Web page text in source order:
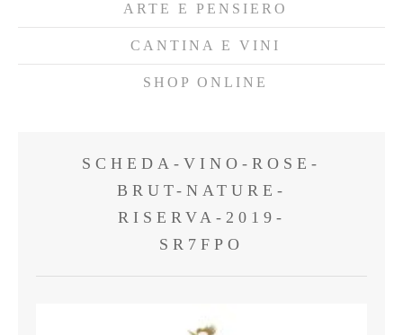
ARTE E PENSIERO
CANTINA E VINI
SHOP ONLINE
SCHEDA-VINO-ROSE-
BRUT-NATURE-
RISERVA-2019-
SR7FPO